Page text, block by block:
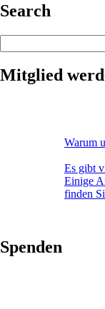
Search
Mitglied
Warum
Es gibt
Einige
finden
Spenden